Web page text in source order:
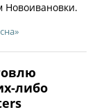
Новоивановки.
либо